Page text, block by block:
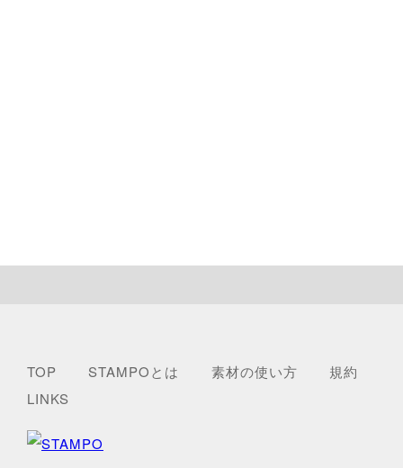
TOP STAMPOとは 素材の使い方
規約
LINKS